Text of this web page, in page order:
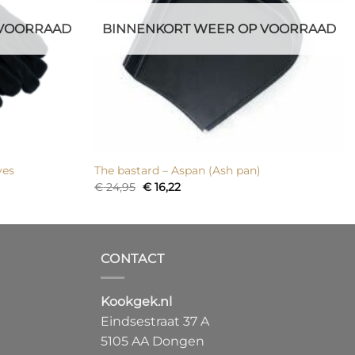
BINNENKORT WEER OP VOORRAAD
The bastard – Aspan (Ash pan)
€24,95 Oorspronkelijke
€16,22Huidige
CONTACT
Kookgek.nl
Eindsestraat 37 A
5105 AA Dongen